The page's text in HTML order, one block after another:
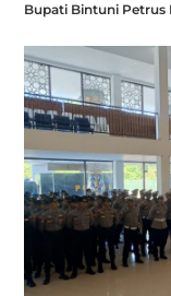
Bupati Bintuni Petrus